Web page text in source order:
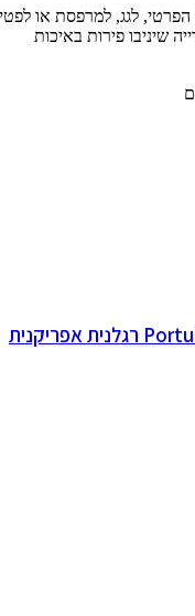
הפרטי, לגג, למרפסת או
שיניבו פירות באיכות